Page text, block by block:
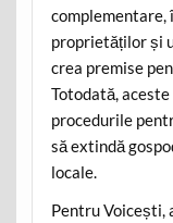
complementare,
proprietăților și
crea premise
Totodată,
procedurile
să extindă
locale.
Pentru Voicești,